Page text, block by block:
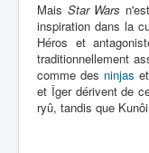
Mais Star Wars
inspiration dans la
Héros et
traditionnellement
comme des ninjas
et Îger dérivent de
ryû, tandis que